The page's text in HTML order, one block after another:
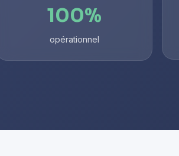
100%
opérationnel